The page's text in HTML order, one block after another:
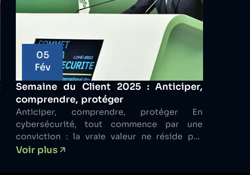
05
Fév
Semaine du Client 2025 : Anticiper,
comprendre, protéger
Anticiper, comprendre, protéger En
cybersécurité, tout commence par une
conviction : la vraie valeur ne réside pas
dans la réaction, mais dans la capacité à
Voir plus